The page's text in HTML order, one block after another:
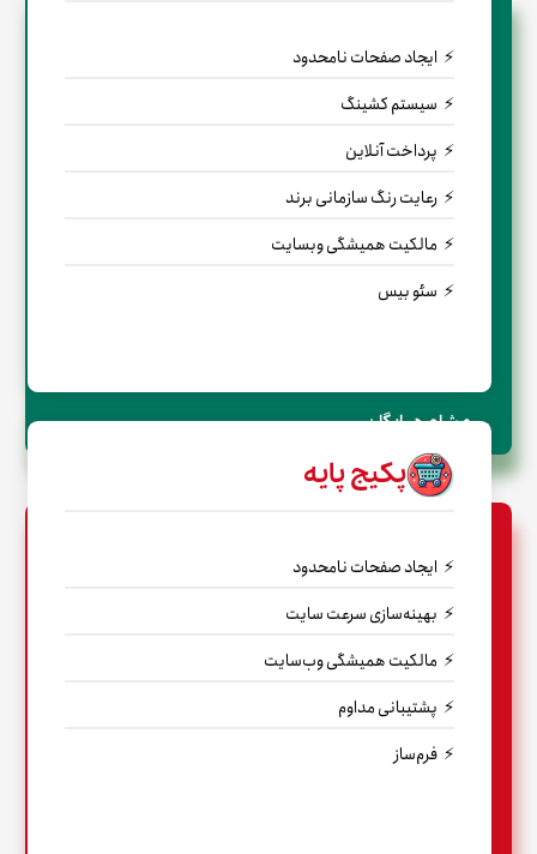
ایجاد صفحات نامحدود
سیستم کشینگ
پرداخت آنلاین
رعایت رنگ سازمانی برند
مالکیت همیشگی وبسایت
سئو بیس
← مشاوره رایگان
پکیج پایه
ایجاد صفحات نامحدود
بهینه‌سازی سرعت سایت
مالکیت همیشگی وب‌سایت
پشتیبانی مداوم
فرم‌ساز